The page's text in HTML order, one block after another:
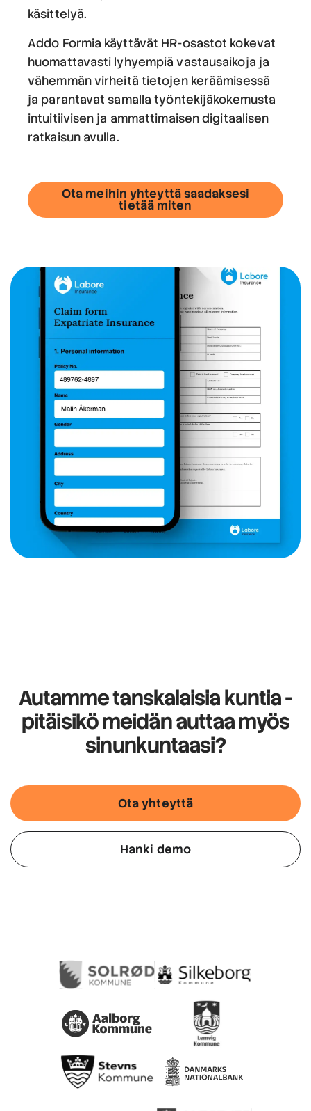
käsittelyä.
Addo Formia käyttävät HR-osastot kokevat
huomattavasti lyhyempiä vastausaikoja ja
vähemmän virheitä tietojen keräämisessä
ja parantavat samalla työntekijäkokemusta
intuitiivisen ja ammattimaisen digitaalisen
ratkaisun avulla.
Ota meihin yhteyttä saadaksesi
tietää miten
Autamme tanskalaisia kuntia-
pitäisikö meidän auttaa myös
sinunkuntaasi?
Ota yhteyttä
Hanki demo